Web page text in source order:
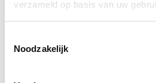
verzameld op basis van uw
Noodzakelijk
Angebot anfordern